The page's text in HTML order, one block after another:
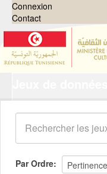
Connexion
Contact
Organisations
Groupes
Demandes 0
À propos
Par Ordre